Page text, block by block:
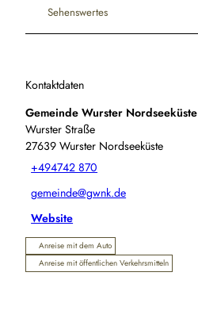
Sehenswertes
Kontaktdaten
Gemeinde Wurster Nordseeküste
Wurster Straße
27639 Wurster Nordseeküste
+494742 870
gemeinde@gwnk.de
Website
Anreise mit dem Auto
Anreise mit öffentlichen Verkehrsmitteln